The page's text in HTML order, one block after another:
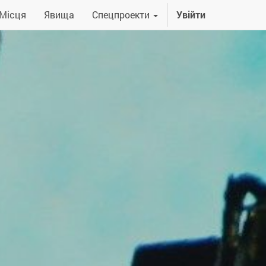
Явища Спецпроекти Увійти